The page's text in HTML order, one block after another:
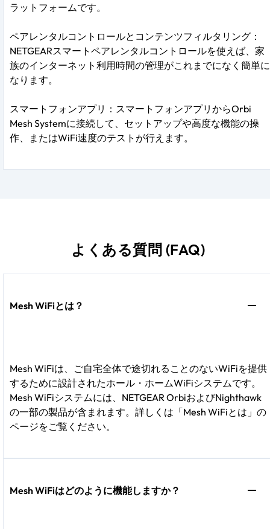
ラットフォームです。
ペアレンタルコントロールとコンテンツフィルタリング：
NETGEARスマートペアレンタルコントロールを使えば、家
族のインターネット利用時間の管理がこれまでになく簡単に
なります。
スマートフォンアプリ：スマートフォンアプリからOrbi
Mesh Systemに接続して、セットアップや高度な機能の操
作、またはWiFi速度のテストが行えます。
よくある質問 (FAQ)
Mesh WiFiとは？
Mesh WiFiは、ご自宅全体で途切れることのないWiFiを提供
するために設計されたホール・ホームWiFiシステムです。
Mesh WiFiシステムには、NETGEAR OrbiおよびNighthawk
の一部の製品が含まれます。詳しくは「Mesh WiFiとは」の
ページをご覧ください。
Mesh WiFiはどのように機能しますか？